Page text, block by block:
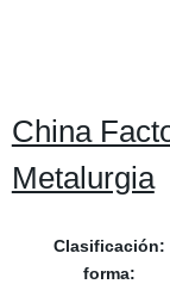
China
Metalurgia
Clasificación:
forma: